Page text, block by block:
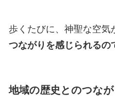
歩くたびに、神聖な空気
つながりを感じられるの
地域の歴史とのつなが